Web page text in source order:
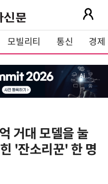
모빌리티 통신 경제
거대 모델을 눌
'잔소리꾼' 한 명